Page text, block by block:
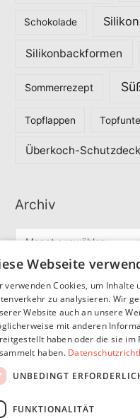
Schokolade Silikon
Silikonbackformen
Sommerrezept
Topflappen
Überkoch-
Archiv
i
v
Partner
SommerSEO
Webseite
verwenden Cookies, um
zu analysieren. Wir
Website auch an unsere
mit anderen
haben oder die sie im
haben.
UNBEDINGT
FUNKTIONALITÄT